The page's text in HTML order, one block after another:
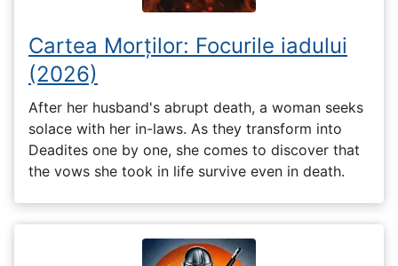
Cartea Morților: Focurile iadului
(2026)
After her husband's abrupt death, a woman seeks
solace with her in-laws. As they transform into
Deadites one by one, she comes to discover that
the vows she took in life survive even in death.